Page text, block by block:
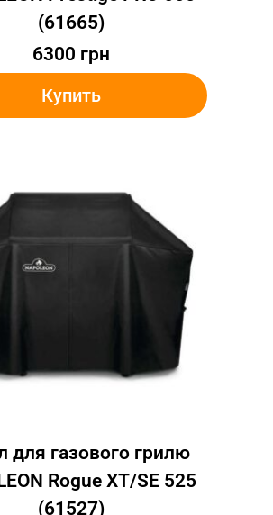
(61665)
6300 грн
Купить
для газового грилю
Rogue XT/SE 525
(61527)